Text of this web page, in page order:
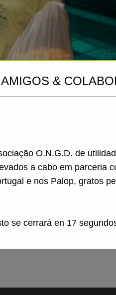
&
O.N.G.D. de
a cabo em parceria
e nos Palop, gratos
se cerrará en 16